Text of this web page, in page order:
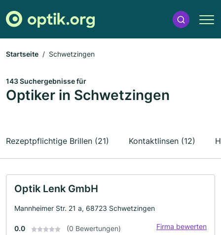
Startseite Schwetzingen
143 Suchergebnisse für
Optiker in Schwetzingen
Rezeptpflichtige Brillen (21) Kontaktlinsen (12)
Optik Lenk GmbH
Mannheimer Str. 21 a, 68723 Schwetzingen
0.0 (0 Bewertungen) Firma bewerten